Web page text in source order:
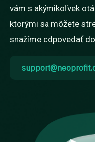
vám s akýmikoľvek
ktorými sa môžete
snažíme odpovedať